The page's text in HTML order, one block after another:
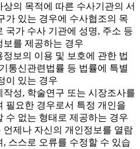
상의 목적에 따른 수사기관의 서
가 있는 경우에 수사협조의 목
국가 수사 기관에 성명, 주소 등
보를 제공하는 경우
정보의 이용 및 보호에 관한 법
통신관련법률 등 법률에 특별
이 있는 경우
작성, 학술연구 또는 시장조사를
필요한 경우로서 특정 개인을
수 없는 형태로 제공하는 경우
제나 자신의 개인정보를 열람
, 스스로 오류를 수정할 수 있습